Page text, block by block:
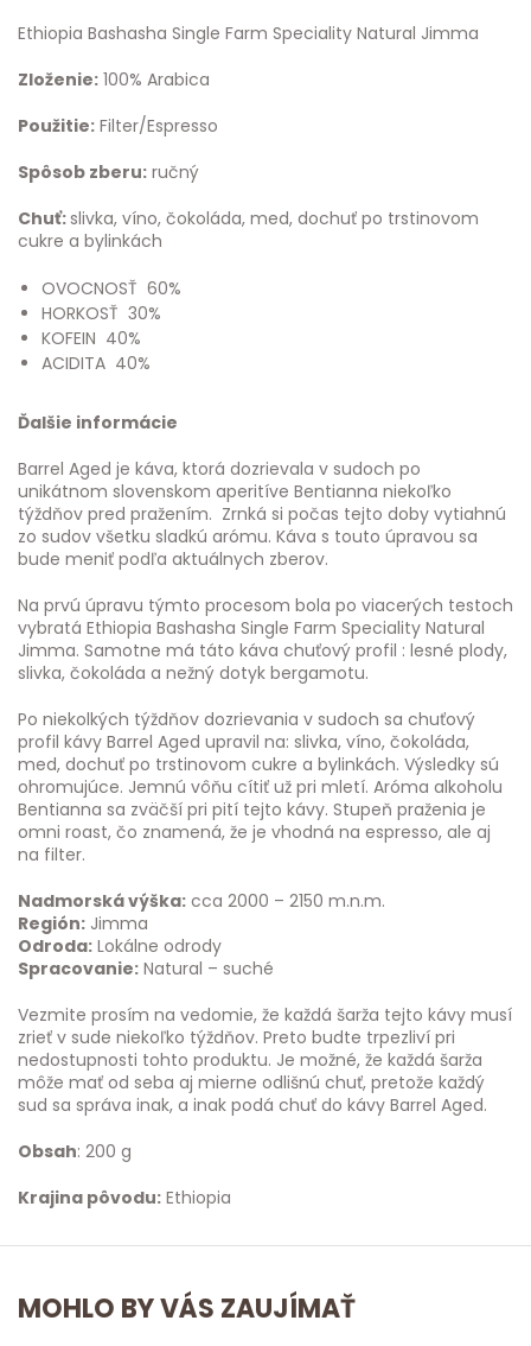
Ethiopia Bashasha Single Farm Speciality Natural Jimma
Zloženie: 100% Arabica
Použitie: Filter/Espresso
Spôsob zberu: ručný
Chuť:slivka, víno, čokoláda, med, dochuť po trstinovom
cukre a bylinkách
OVOCNOSŤ 60%
HORKOSŤ 30%
KOFEIN 40%
ACIDITA 40%
Ďalšie informácie
Barrel Aged je káva, ktorá dozrievala v sudoch po
unikátnom slovenskom aperitíve Bentianna niekoľko
týždňov pred pražením. Zrnká si počas tejto doby vytiahnú
zo sudov všetku sladkú arómu. Káva s touto úpravou sa
bude meniť podľa aktuálnych zberov.
Na prvú úpravu týmto procesom bola po viacerých testoch
vybratá Ethiopia Bashasha Single Farm Speciality Natural
Jimma. Samotne má táto káva chuťový profil : lesné plody,
slivka, čokoláda a nežný dotyk bergamotu.
Po niekolkých týždňov dozrievania v sudoch sa chuťový
profil kávy Barrel Aged upravil na: slivka, víno, čokoláda,
med, dochuť po trstinovom cukre a bylinkách. Výsledky sú
ohromujúce. Jemnú vôňu cítiť už pri mletí. Aróma alkoholu
Bentianna sa zväčší pri pití tejto kávy. Stupeň praženia je
omni roast, čo znamená, že je vhodná na espresso, ale aj
na filter.
Nadmorská výška: cca 2000 – 2150 m.n.m.
Región: Jimma
Odroda: Lokálne odrody
Spracovanie: Natural – suché
Vezmite prosím na vedomie, že každá šarža tejto kávy musí
zrieť v sude niekoľko týždňov. Preto budte trpezliví pri
nedostupnosti tohto produktu. Je možné, že každá šarža
môže mať od seba aj mierne odlišnú chuť, pretože každý
sud sa správa inak, a inak podá chuť do kávy Barrel Aged.
Obsah: 200 g
Krajina pôvodu: Ethiopia
MOHLO BY VÁS ZAUJÍMAŤ